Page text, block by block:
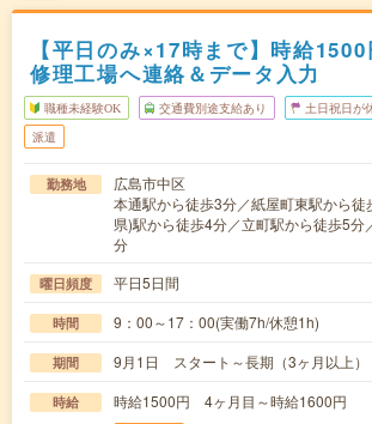
【平日のみ×17時まで】時給1500
修理工場へ連絡＆データ入力
職種未経験OK 交通費別途支給あり 土日祝日が
派遣
勤務地
広島市中区
本通駅から徒歩3分／紙屋町東駅から徒
県)駅から徒歩4分／立町駅から徒歩5分
分
曜日頻度 平日5日間
時間 9：00～17：00(実働7h/休憩1h)
期間 9月1日 スタート～長期（3ヶ月以上）
時給 時給1500円 4ヶ月目～時給1600円